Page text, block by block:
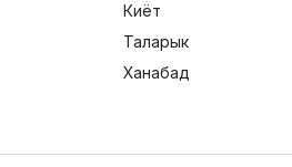
Киёт
Таларык
Ханабад